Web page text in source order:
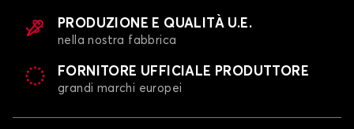
PRODUZIONE E QUALITÀ U.E.
nella nostra fabbrica
FORNITORE UFFICIALE PRODUTTORE
grandi marchi europei